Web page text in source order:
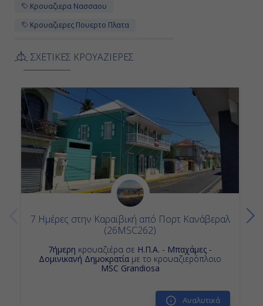
Κρουαζιερα Νασσαου
Κρουαζιερες Πουερτο Πλατα
Κρουαζιερα Πουερτο Ρικο
ΣΧΕΤΙΚΕΣ ΚΡΟΥΑΖΙΕΡΕΣ
7 Ημέρες στην Καραϊβική από Πορτ Κανάβεραλ
(26MSC262)
7ήμερη κρουαζιέρα σε Η.Π.Α. - Μπαχάμες -
Δομινικανή Δημοκρατία με το κρουαζιερόπλοιο
MSC Grandiosa
Αναλυτικά